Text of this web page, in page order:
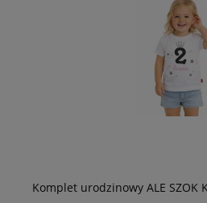
Komplet urodzinowy ALE SZOK